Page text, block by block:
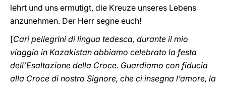
lehrt und uns ermutigt, die Kreuze unseres Lebens
anzunehmen. Der Herr segne euch!
[Cari pellegrini di lingua tedesca, durante il mio
viaggio in Kazakistan abbiamo celebrato la festa
dell’Esaltazione della Croce. Guardiamo con fiducia
alla Croce di nostro Signore, che ci insegna l’amore, la